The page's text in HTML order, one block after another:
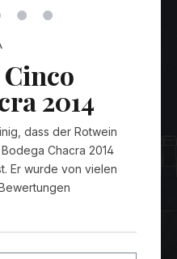
2014
dass der Rotwein
Chacra 2014
Er wurde von vielen